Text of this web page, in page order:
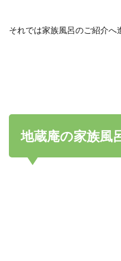
それでは家族風呂のご紹介へ
地蔵庵の家族風